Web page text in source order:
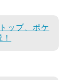
ップ、ポケ